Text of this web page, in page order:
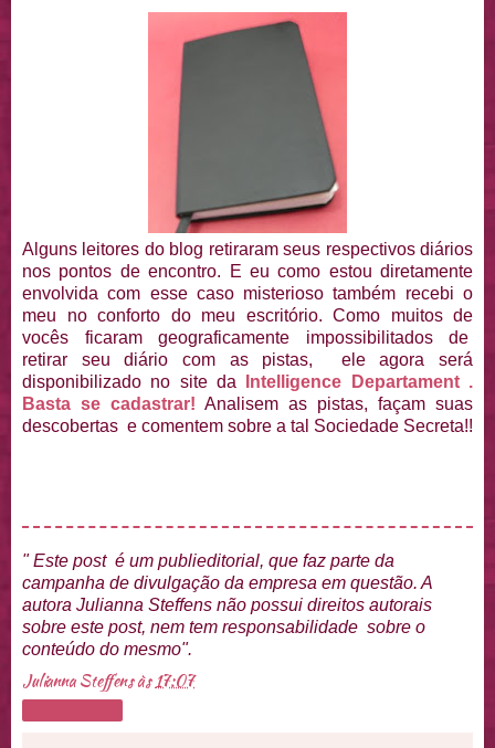
Alguns leitores do blog retiraram seus respectivos diários
nos pontos de encontro. E eu como estou diretamente
envolvida com esse caso misterioso também recebi o
meu no conforto do meu escritório. Como muitos de
vocês ficaram geograficamente impossibilitados de
retirar seu diário com as pistas, ele agora será
disponibilizado no site da Intelligence Departament .
Basta se cadastrar! Analisem as pistas, façam suas
descobertas e comentem sobre a tal Sociedade Secreta!!
" Este post é um publieditorial, que faz parte da
campanha de divulgação da empresa em questão. A
autora Julianna Steffens não possui direitos autorais
sobre este post, nem tem responsabilidade sobre o
conteúdo do mesmo".
Julianna Steffensàs 17:07